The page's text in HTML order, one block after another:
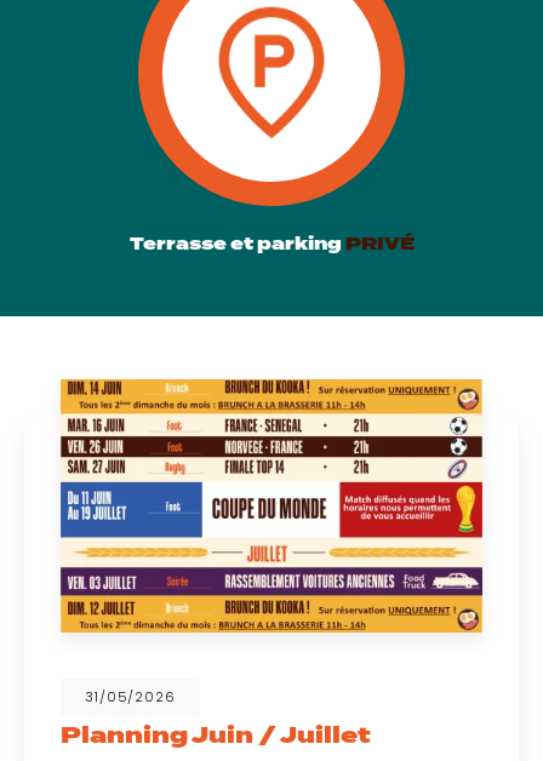
Terrasse et parking PRIVÉ
31/05/2026
Planning Juin / Juillet